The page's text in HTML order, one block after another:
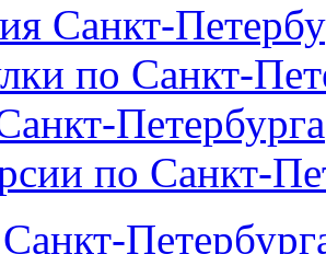
Санкт-
по Санкт-
Петербурга
по Санкт-